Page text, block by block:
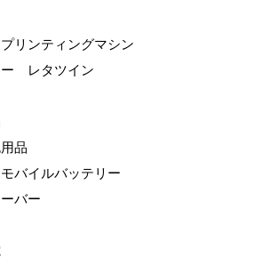
リンティングマシン
ー レタツイン
品
バイルバッテリー
バー